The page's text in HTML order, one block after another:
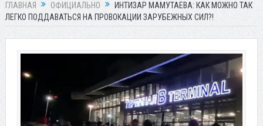
ГЛАВНАЯ ОФИЦИАЛЬНО
ИНТИЗАР МАМУТАЕВА: КАК МОЖНО ТАК
ЛЕГКО ПОДДАВАТЬСЯ НА ПРОВОКАЦИИ ЗАРУБЕЖНЫХ СИЛ?!